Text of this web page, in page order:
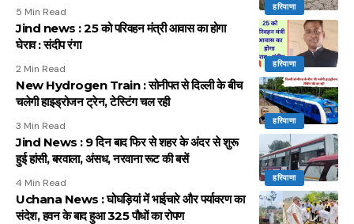
हरियाणा
5 Min Read
हरियाणा
Jind news : 25 को परिवहन मंत्री आवास का होगा
घेराव : संदीप रंगा
2 Min Read
हरियाणा
New Hydrogen Train : सोनीपत से दिल्ली के बीच
चलेगी हाइड्रोजन ट्रेन, टेस्टिंग चल रही
3 Min Read
हरियाणा
Jind News : 9 दिन बाद फिर से शहर के अंदर से शुरू
हुई हांसी, बरवाला, अंसध, नरवाना रूट की बसें
4 Min Read
Uchana News : घोघड़ियां में भाईचारे और पर्यावरण का
संदेश, हवन के बाद हुआ 325 पौधों का रोपण